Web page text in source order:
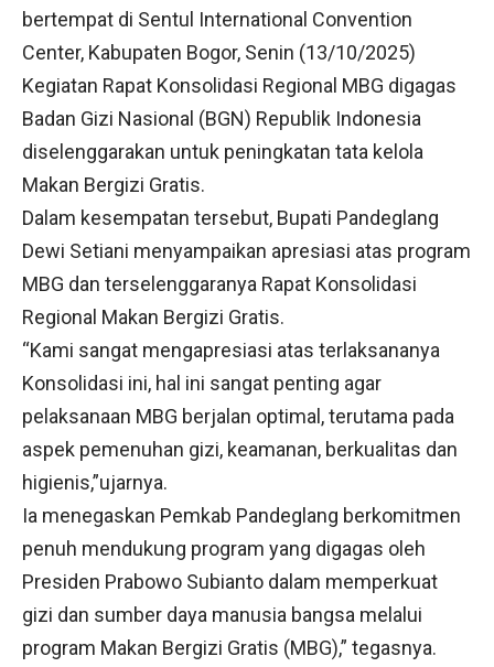
bertempat di Sentul International Convention
Center, Kabupaten Bogor, Senin (13/10/2025)
Kegiatan Rapat Konsolidasi Regional MBG digagas
Badan Gizi Nasional (BGN) Republik Indonesia
diselenggarakan untuk peningkatan tata kelola
Makan Bergizi Gratis.
Dalam kesempatan tersebut, Bupati Pandeglang
Dewi Setiani menyampaikan apresiasi atas program
MBG dan terselenggaranya Rapat Konsolidasi
Regional Makan Bergizi Gratis.
“Kami sangat mengapresiasi atas terlaksananya
Konsolidasi ini, hal ini sangat penting agar
pelaksanaan MBG berjalan optimal, terutama pada
aspek pemenuhan gizi, keamanan, berkualitas dan
higienis,”ujarnya.
Ia menegaskan Pemkab Pandeglang berkomitmen
penuh mendukung program yang digagas oleh
Presiden Prabowo Subianto dalam memperkuat
gizi dan sumber daya manusia bangsa melalui
program Makan Bergizi Gratis (MBG),” tegasnya.